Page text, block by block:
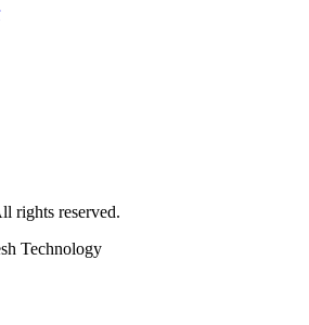
rights reserved.
Technology